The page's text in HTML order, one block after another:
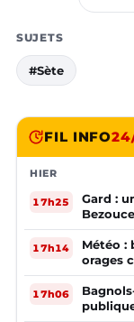
SUJETS
#Sète
FIL INFO
HIER
17h25
Gard :
Bezouce
17h14
Météo :
orages
17h06